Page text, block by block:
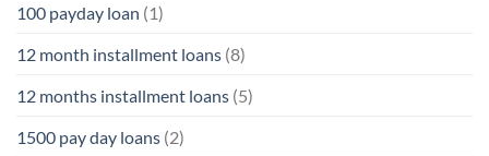
100 payday loan (1)
12 month installment loans (8)
12 months installment loans (5)
1500 pay day loans (2)